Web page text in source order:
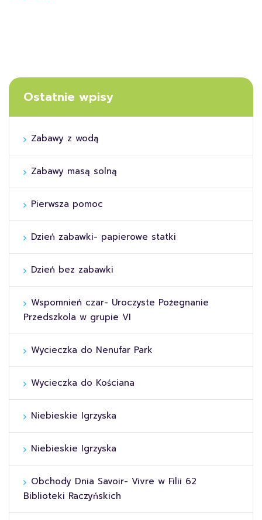
Ostatnie wpisy
Zabawy z wodą
Zabawy masą solną
Pierwsza pomoc
Dzień zabawki- papierowe statki
Dzień bez zabawki
Wspomnień czar- Uroczyste Pożegnanie
Przedszkola w grupie VI
Wycieczka do Nenufar Park
Wycieczka do Kościana
Niebieskie Igrzyska
Niebieskie Igrzyska
Obchody Dnia Savoir- Vivre w Filii 62
Biblioteki Raczyńskich